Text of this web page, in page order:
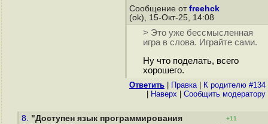
Сообщение от freehck
(ok), 15-Окт-25, 14:08
> Это уже бессмысленная
игра в слова. Играйте сами.
Ну что поделать, всего
хорошего.
Ответить Правка|
К родителю #134
Наверх Cообщить модератору
8. "Доступен язык программирования
+11